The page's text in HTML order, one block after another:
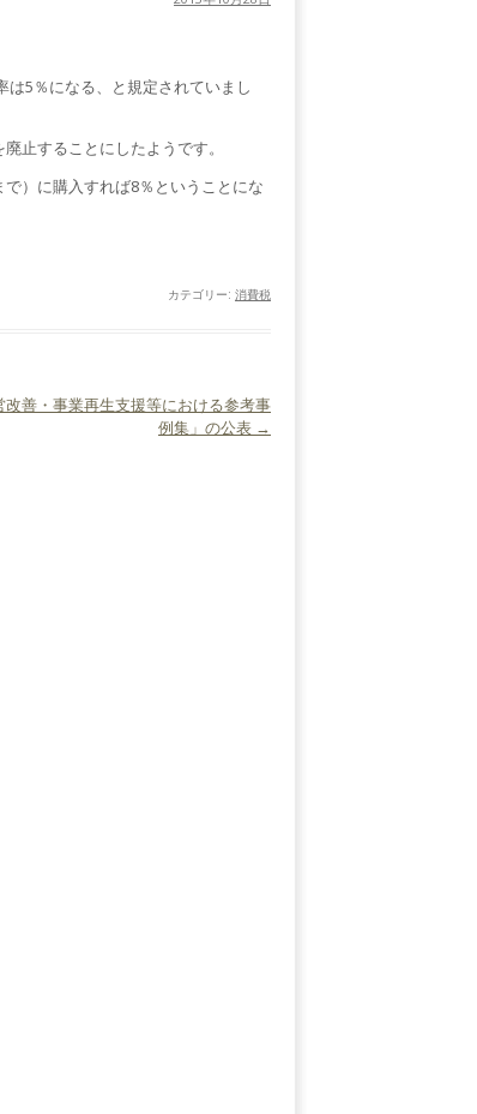
5％になる、と規定されていまし
止することにしたようです。
）に購入すれば8％ということにな
カテゴリー: 消費税
改善・事業再生支援等における参考事
例集」の公表 →